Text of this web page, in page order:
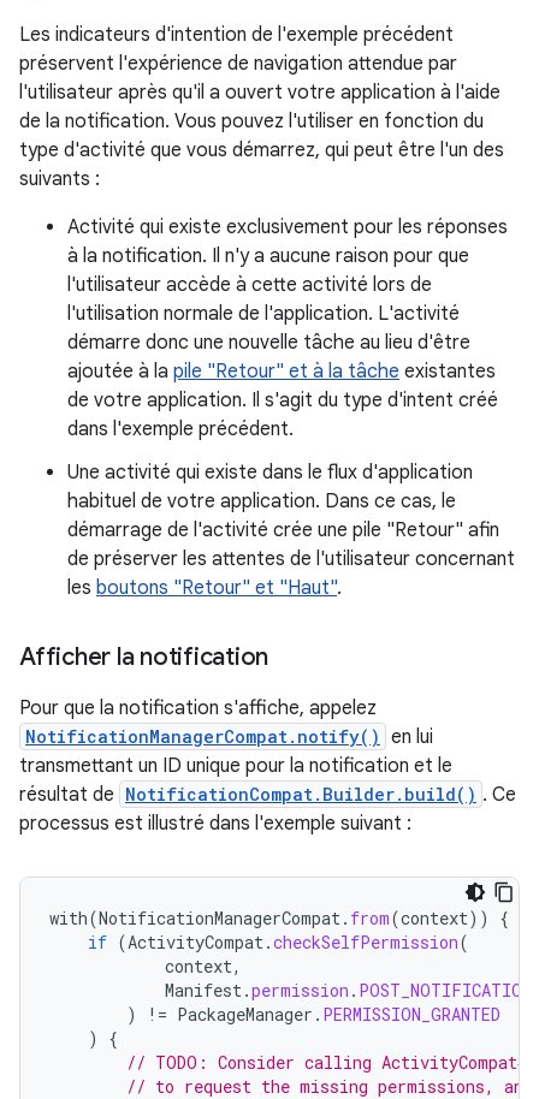
Les indicateurs d'intention de l'exemple précédent
préservent l'expérience de navigation attendue par
l'utilisateur après qu'il a ouvert votre application à l'aide
de la notification. Vous pouvez l'utiliser en fonction du
type d'activité que vous démarrez, qui peut être l'un des
suivants :
Activité qui existe exclusivement pour les réponses
à la notification. Il n'y a aucune raison pour que
l'utilisateur accède à cette activité lors de
l'utilisation normale de l'application. L'activité
démarre donc une nouvelle tâche au lieu d'être
ajoutée à la pile "Retour" et à la tâche existantes
de votre application. Il s'agit du type d'intent créé
dans l'exemple précédent.
Une activité qui existe dans le flux d'application
habituel de votre application. Dans ce cas, le
démarrage de l'activité crée une pile "Retour" afin
de préserver les attentes de l'utilisateur concernant
les boutons "Retour" et "Haut".
Afficher la notification
Pour que la notification s'affiche, appelez
NotificationManagerCompat.notify() en lui
transmettant un ID unique pour la notification et le
résultat de NotificationCompat.Builder.build() . Ce
processus est illustré dans l'exemple suivant :
with(NotificationManagerCompat. from(context))
{
if (ActivityCompat.checkSelfPermission(
context,
Manifest.permission .
)
!= PackageManager . PERMISSION_GRANTED
)
{
// TODO: Consider calling
// to request the missing permissions,